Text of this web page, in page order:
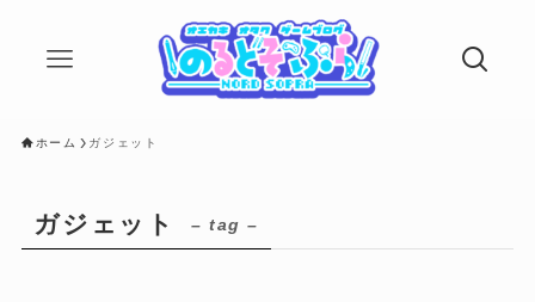
ホーム ガジェット
ガジェット – tag –